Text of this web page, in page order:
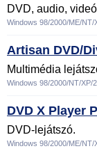
DVD, audio,
Windows 98/2000/ME/NT/
Artisan DVD/
Multimédia
Windows 98/2000/NT/XP/
DVD X Player
DVD-lejátszó.
Windows 98/2000/ME/NT/